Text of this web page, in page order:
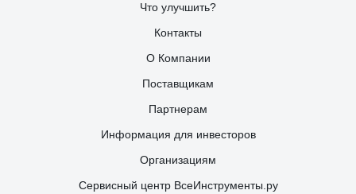
Что улучшить?
Контакты
О Компании
Поставщикам
Партнерам
Информация для инвесторов
Организациям
Сервисный центр ВсеИнструменты.ру